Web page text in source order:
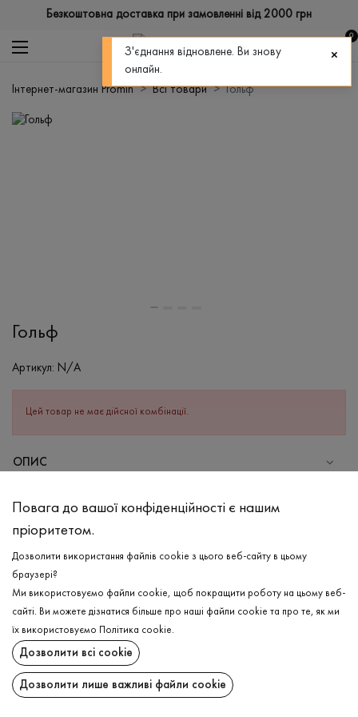
Безкоштовна доставка при замовленні від 2000 грн
0
Інтернет-магазин Promin Всі товари Гольф
Гольф
Артикул: N/A
Цей товар не має дійсної комбінації.
ОПИС
Бавовна - 95%, Еластан - 5%
Прання в холодній воді (до 30 ° C)
Відбілювання заборонено
Прасувати при середній температурі
Щадний віджим і сушка
Щадна хімчистка
ДОСТАВКА
ПОВЕРНЕННЯ
Повага до вашої конфіденційності є нашим
пріоритетом.
Дозволити використання файлів cookie з цього веб-сайту в цьому
браузері?
Ми використовуємо файли cookie, щоб покращити роботу на цьому веб-
сайті. Ви можете дізнатися більше про наші файли cookie та про те, як ми
їх використовуємо
Політика cookie.
Дозволити всі cookie
Дозволити лише важливі файли cookie
З'єднання відновлене. Ви знову
онлайн.